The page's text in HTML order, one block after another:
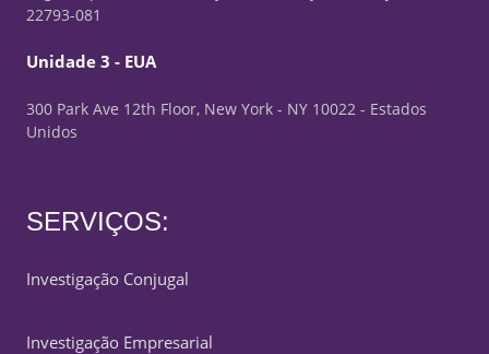
22793-081
Unidade 3 - EUA
300 Park Ave 12th Floor, New York - NY 10022 - Estados
Unidos
SERVIÇOS:
Investigação Conjugal
Investigação Empresarial